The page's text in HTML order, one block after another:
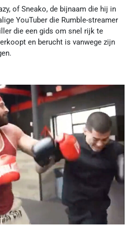
of Sneako, de bijnaam die hij in
YouTuber die Rumble-streamer
die een gids om snel rijk te
en berucht is vanwege zijn